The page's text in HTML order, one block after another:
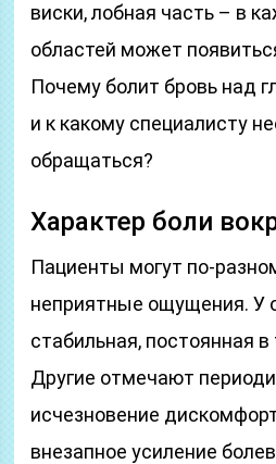
виски, лобная часть – в
областей может
Почему болит бровь над
и к какому специалисту
обращаться?
Характер боли
Пациенты могут по-
неприятные ощущения. У
стабильная, постоянная в
Другие отмечают
исчезновение
внезапное усиление